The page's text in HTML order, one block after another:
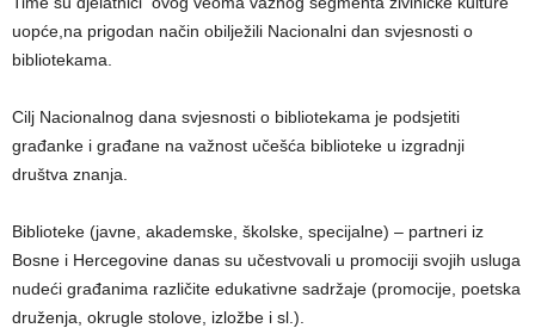
uopće,na prigodan način obilježili Nacionalni dan svjesnosti o
bibliotekama.
Cilj Nacionalnog dana svjesnosti o bibliotekama je podsjetiti
građanke i građane na važnost učešća biblioteke u izgradnji
društva znanja.
Biblioteke (javne, akademske, školske, specijalne) – partneri iz
Bosne i Hercegovine danas su učestvovali u promociji svojih usluga
nudeći građanima različite edukativne sadržaje (promocije, poetska
druženja, okrugle stolove, izložbe i sl.).